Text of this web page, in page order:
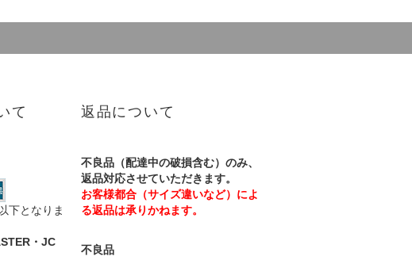
て
下となりま
・JC
返品について
不良品（配達中の破損含む）のみ、
返品対応させていただきます。
お客様都合（サイズ違いなど）によ
る返品は承りかねます。
不良品